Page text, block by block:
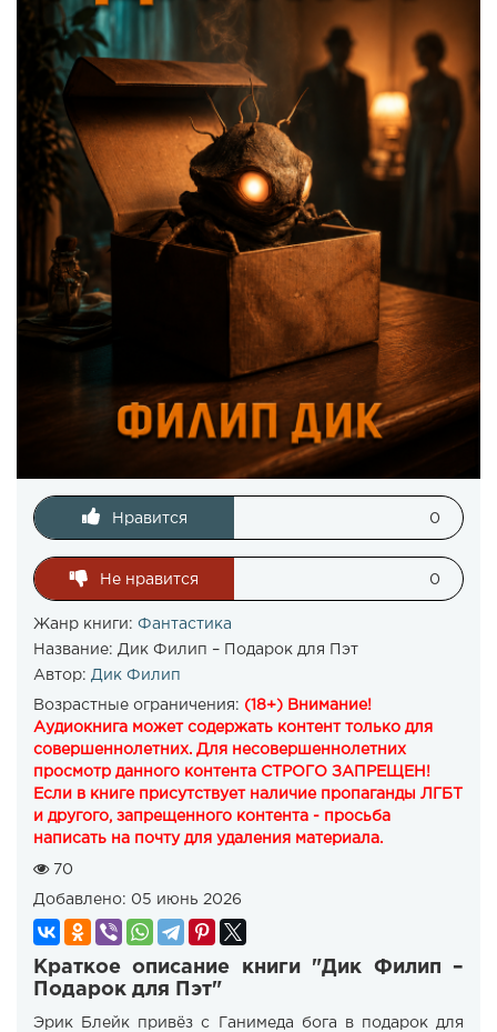
Нравится 0
Не нравится 0
Жанр книги: Фантастика
Название: Дик Филип – Подарок для Пэт
Автор: Дик Филип
Возрастные ограничения: (18+) Внимание!
Аудиокнига может содержать контент только для
совершеннолетних. Для несовершеннолетних
просмотр данного контента СТРОГО ЗАПРЕЩЕН!
Если в книге присутствует наличие пропаганды ЛГБТ
и другого, запрещенного контента - просьба
написать на почту для удаления материала.
70
Добавлено: 05 июнь 2026
Краткое описание книги "Дик Филип –
Подарок для Пэт"
Эрик Блейк привёз с Ганимеда бога в подарок для